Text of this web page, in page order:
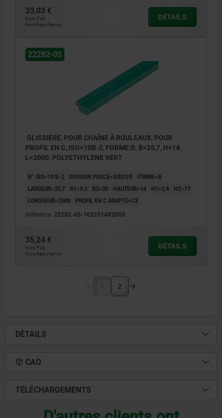
33,03 €
hors TVA
hors frais d’envoi
DÉTAILS
22282-05
GLISSIÈRE, POUR CHAÎNE À ROULEAUX, POUR
PROFIL EN C, ISO=10B-2, FORME:B, B=25,7, H=14,
L=2000, POLYETHYLENE VERT
N° ISO=10 B-2 DIVISION POUCE=5/8X3/8
FORME=B
LARGEUR=25,7
B1=9,3 B2=20 HAUTEUR=14 H1=2,6
H2=17
LONGUEUR=2000
PROFIL EN C ADAPTÉ=C3
Référence: 22282-05-1022514X2000
35,24 €
hors TVA
hors frais d’envoi
DÉTAILS
1 2
DÉTAILS
CAO
TÉLÉCHARGEMENTS